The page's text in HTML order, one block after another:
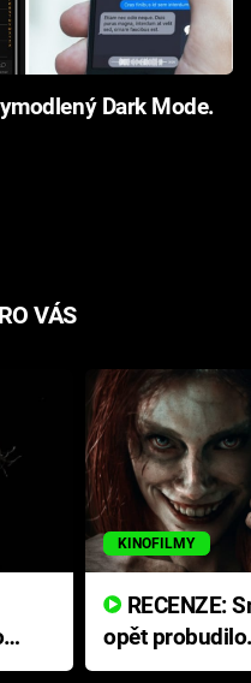
Dark Mode.
VÁS
KINOFILMY
opět
přichází s